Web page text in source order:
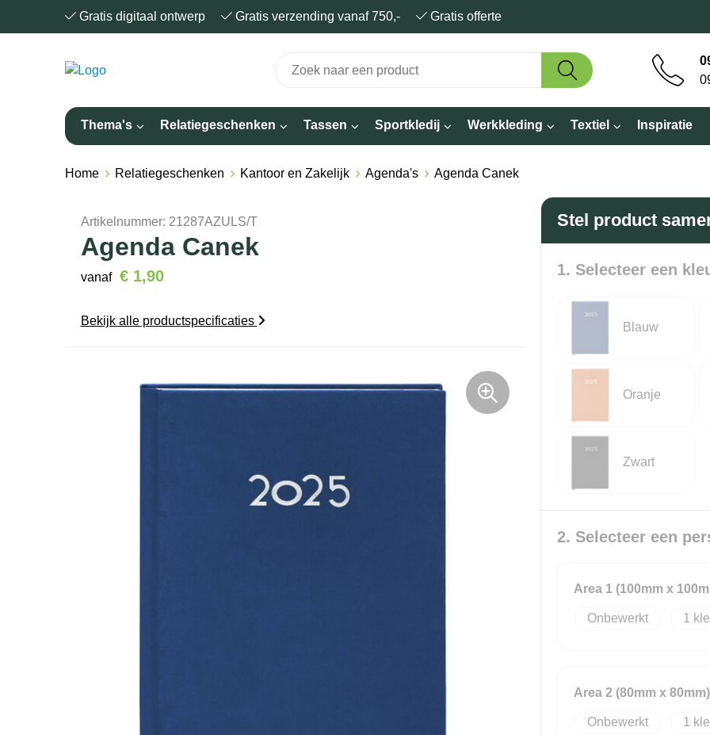
Gratis digitaal ontwerp Gratis verzending vanaf 750,- Gratis offerte
Thema's Relatiegeschenken Tassen Sportkledij Werkkleding Textiel Inspiratie
Home Relatiegeschenken Kantoor en Zakelijk Agenda's Agenda Canek
Artikelnummer: 21287AZULS/T
Agenda Canek
vanaf € 1,90
Bekijk alle productspecificaties
Stel product
1. Selecteer een
Blauw
Oranje
Zwart
2. Selecteer een
Area 1 (100mm x
Onbewerkt 1
Area 2 (80mm x 80mm)
Onbewerkt 1